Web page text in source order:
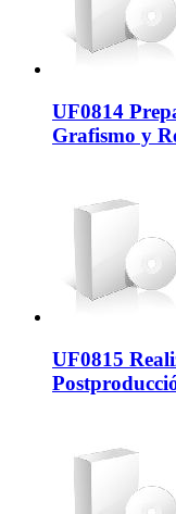
UF0814
Grafismo y
UF0815